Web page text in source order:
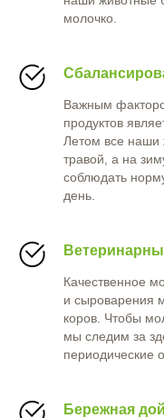
молочко.
Важным
продуктов
Летом все наши
травой, а на
соблюдать
день.
Качественное
и сыроварения
коров. Чтобы
мы следим за
периодические
Бережная